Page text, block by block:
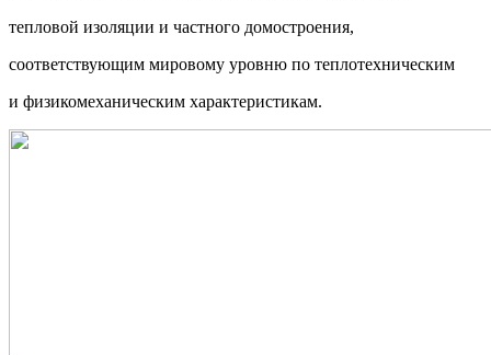
тепловой изоляции и частного домостроения,
соответствующим мировому уровню по теплотехническим
и физикомеханическим характеристикам.